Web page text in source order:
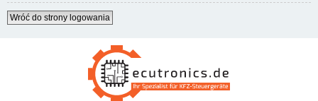
Wróć do strony logowania